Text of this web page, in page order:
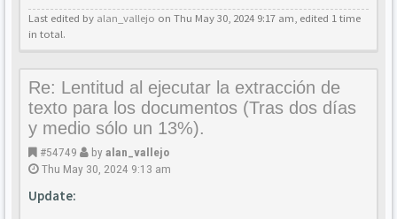
Last edited by alan_vallejo on Thu May 30, 2024 9:17 am, edited 1 time
in total.
Re: Lentitud al ejecutar la extracción de
texto para los documentos (Tras dos días
y medio sólo un 13%).
#54749 by alan_vallejo
Thu May 30, 2024 9:13 am
Update: